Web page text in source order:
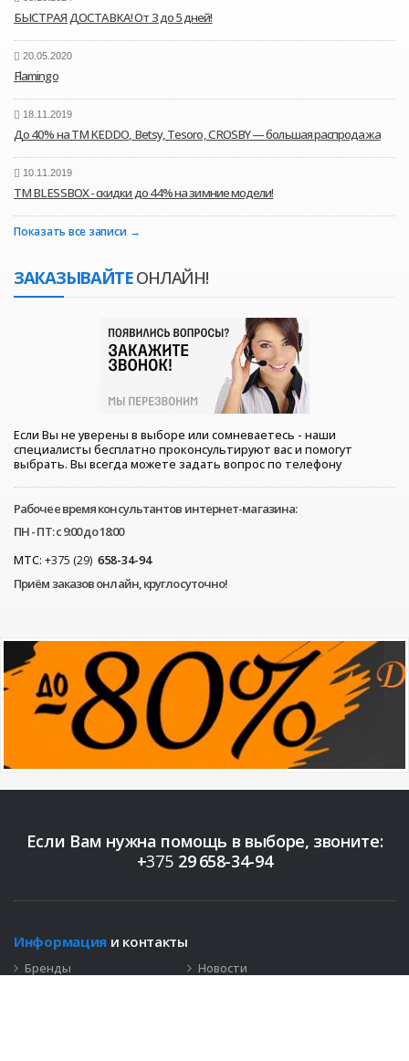
БЫСТРАЯ ДОСТАВКА! От 3 до 5 дней!
20.05.2020
Flamingo
18.11.2019
До 40% на ТМ KEDDO, Betsy, Tesoro, CROSBY — большая распродажа
10.11.2019
ТМ BLESSBOX - скидки до 44% на зимние модели!
Показать все записи
ЗАКАЗЫВАЙТЕОНЛАЙН!
Если Вы не уверены в выборе или сомневаетесь - наши
специалисты бесплатно проконсультируют вас и помогут
выбрать. Вы всегда можете задать вопрос по телефону
Рабочее время консультантов интернет-магазина:
ПН - ПТ: с 9:00 до 18:00
МТС: +375 (29) 658-34-94
Приём заказов онлайн, круглосуточно!
Если Вам нужна помощь в выборе, звоните:
+375 29658-34-94
Информация и контакты
Бренды
Новости